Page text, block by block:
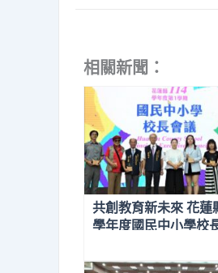
相關新聞：
共創教育新未來 花蓮
學年度國民中小學校